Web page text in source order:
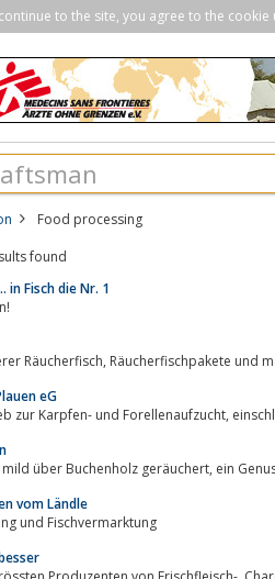
to the site, you agree to the cookie
Food processing
found
in Fisch die Nr. 1
Fischfabrik Usedom - leckerer Räucherfisch,
eG
Teichwirtschaftlicher
Fischplatten,
vom Ländle
und Fischvermarktung